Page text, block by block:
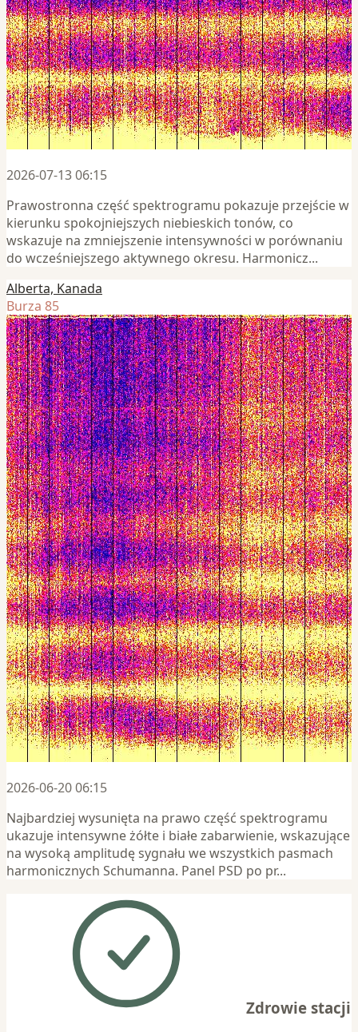
2026-07-13 06:15
Prawostronna część spektrogramu pokazuje przejście w
kierunku spokojniejszych niebieskich tonów, co
wskazuje na zmniejszenie intensywności w porównaniu
do wcześniejszego aktywnego okresu. Harmonicz...
Alberta, Kanada
Burza 85
2026-06-20 06:15
Najbardziej wysunięta na prawo część spektrogramu
ukazuje intensywne żółte i białe zabarwienie, wskazujące
na wysoką amplitudę sygnału we wszystkich pasmach
harmonicznych Schumanna. Panel PSD po pr...
Zdrowie stacji